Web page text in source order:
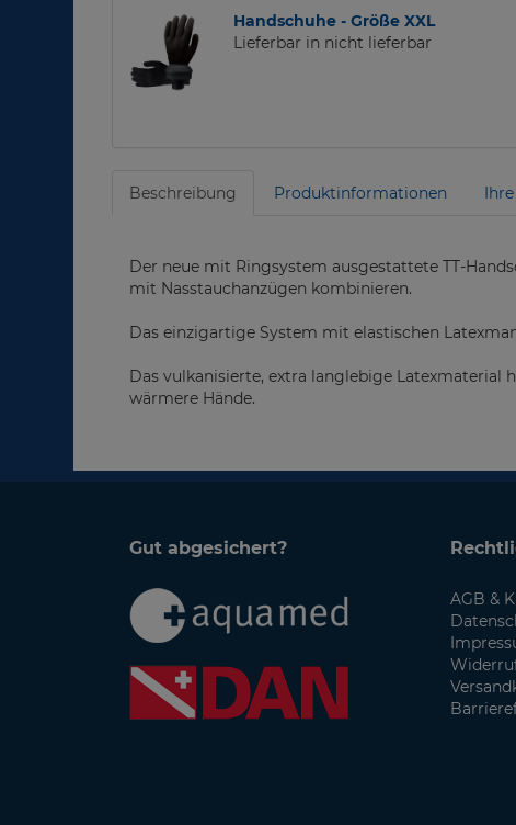
Handschuhe - Größe XXL
Lieferbar in nicht lieferbar
Beschreibung Produktinformationen
Der neue mit Ringsystem ausgestattete TT-
mit Nasstauchanzügen kombinieren.
Das einzigartige System mit elastischen
Das vulkanisierte, extra langlebige Latexmaterial
wärmere Hände.
Gut abgesichert?
AGB &